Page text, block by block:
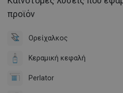
προϊόν
Ορείχαλκος
Κεραμική κεφαλή
Perlator